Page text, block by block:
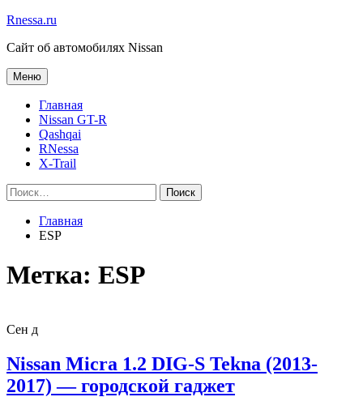
Перейти
содержимому
Rnessa.ru
Сайт об автомобилях Nissan
Меню
Главная
Nissan GT-R
Qashqai
RNessa
X-Trail
Поиск
Закрыть
поиск
Поиск: Поиск
Главная
ESP
Метка: ESP
Сен д
Nissan Micra 1.2 DIG-S Tekna (2013-
2017) — городской гаджет